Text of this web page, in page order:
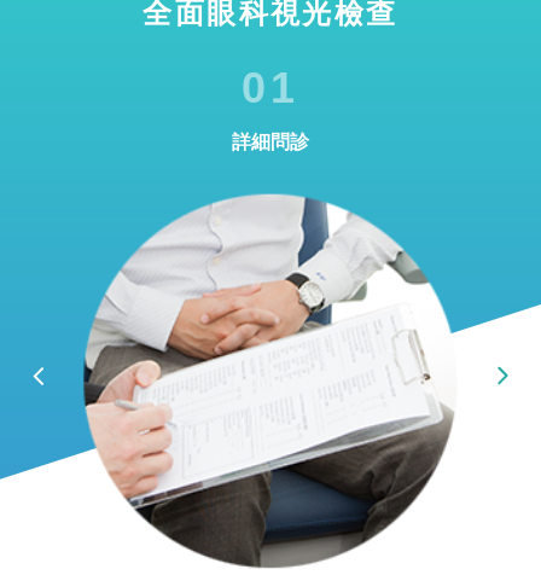
全面眼科視光檢查
01
詳細問診